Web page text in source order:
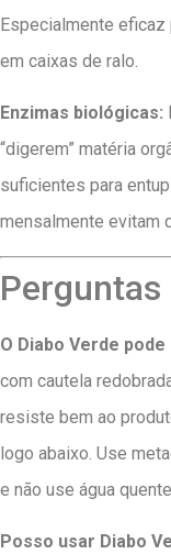
Especialmente
em caixas de ralo.
Enzimas biológicas:
“digerem” matéria
suficientes para
mensalmente evitam
O Diabo Verde
com cautela
resiste bem ao
logo abaixo. Use
e não use água
Posso usar Diabo